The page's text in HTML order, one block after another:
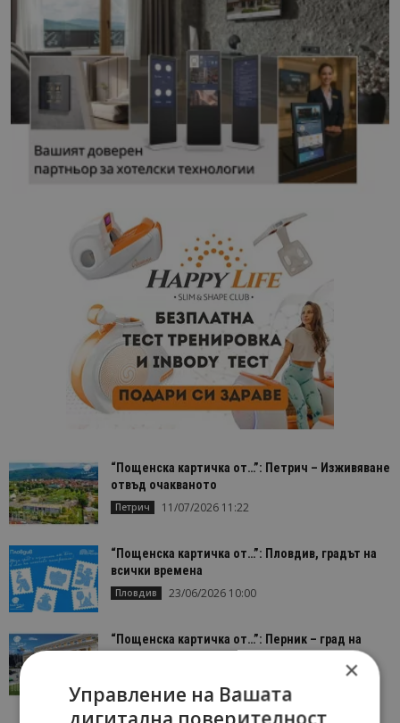
“Пощенска картичка от…”: Петрич – Изживяване
отвъд очакваното
Петрич 11/07/2026 11:22
“Пощенска картичка от…”: Пловдив, градът на
всички времена
Пловдив 23/06/2026 10:00
“Пощенска картичка от…”: Перник – град на
традициите, културата и вдъхновяващите...
×
Управление на Вашата
дигитална поверителност